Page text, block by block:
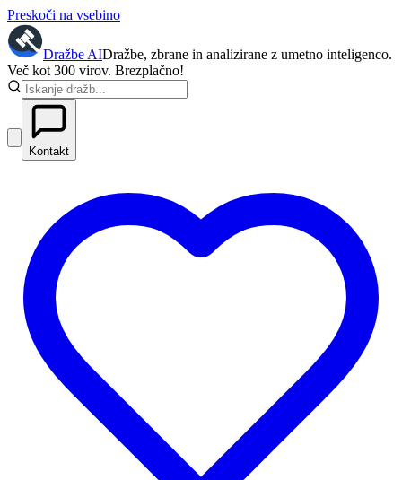
Preskoči na vsebino
Dražbe AIDražbe, zbrane in analizirane z umetno inteligenco.
Več kot 300 virov. Brezplačno!
Kontakt